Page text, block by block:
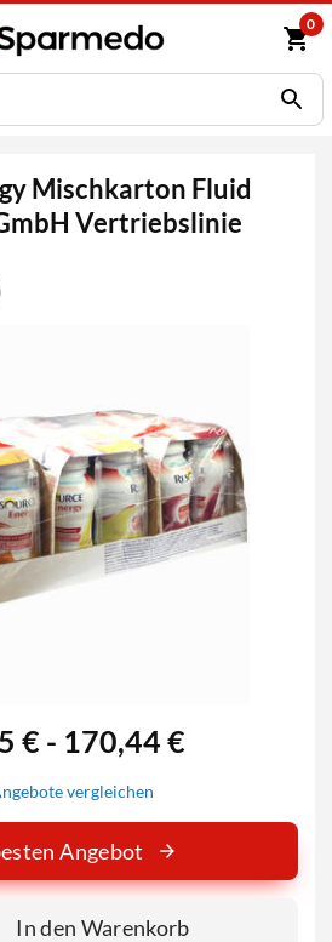
0
Mischkarton Fluid
Vertriebslinie
€ - 170,44 €
vergleichen
Angebot
In den Warenkorb